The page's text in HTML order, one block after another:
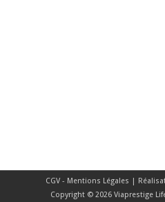
CGV - Mentions Légales |
Copyright © 2026 Viaprestige